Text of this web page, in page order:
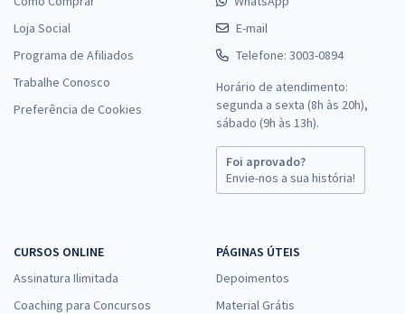
Loja Social
Programa de Afiliados
Trabalhe Conosco
Preferência de Cookies
E-mail
Telefone: 3003-0894
Horário de atendimento:
segunda a sexta (8h às 20h),
sábado (9h às 13h).
Foi aprovado?
Envie-nos a sua história!
CURSOS ONLINE
Assinatura Ilimitada
Coaching para Concursos
PÁGINAS ÚTEIS
Depoimentos
Material Grátis